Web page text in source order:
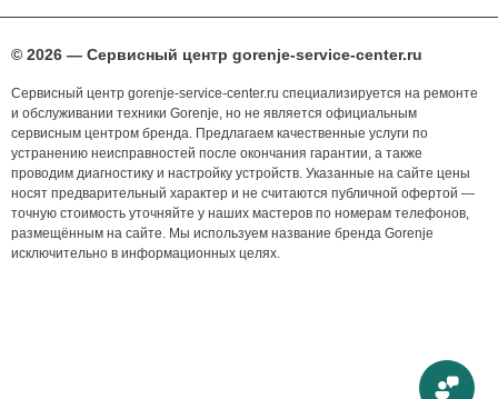
© 2026 — Сервисный центр gorenje-service-center.ru
Сервисный центр gorenje-service-center.ru специализируется на ремонте
и обслуживании техники Gorenje, но не является официальным
сервисным центром бренда. Предлагаем качественные услуги по
устранению неисправностей после окончания гарантии, а также
проводим диагностику и настройку устройств. Указанные на сайте цены
носят предварительный характер и не считаются публичной офертой —
точную стоимость уточняйте у наших мастеров по номерам телефонов,
размещённым на сайте. Мы используем название бренда Gorenje
исключительно в информационных целях.